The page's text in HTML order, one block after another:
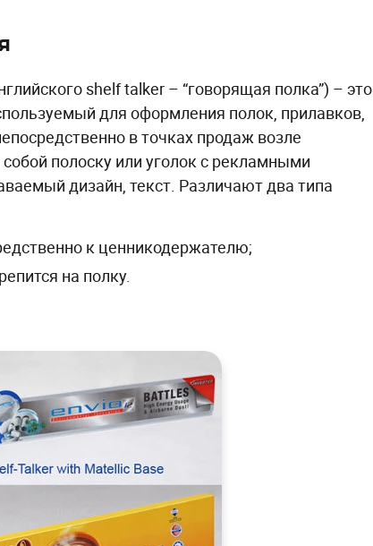
shelf talker – “говорящая полка”) – это
для оформления полок, прилавков,
в точках продаж возле
полоску или уголок с рекламными
дизайн, текст. Различают два типа
к ценникодержателю;
на полку.